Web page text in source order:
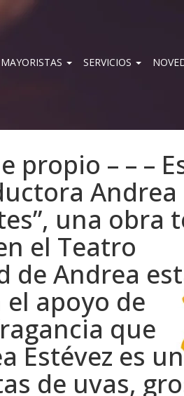
MAYORISTAS SERVICIOS
propio – – –
Andrea
una obra
el Teatro
de Andrea
apoyo de
que
Estévez es
de uvas,